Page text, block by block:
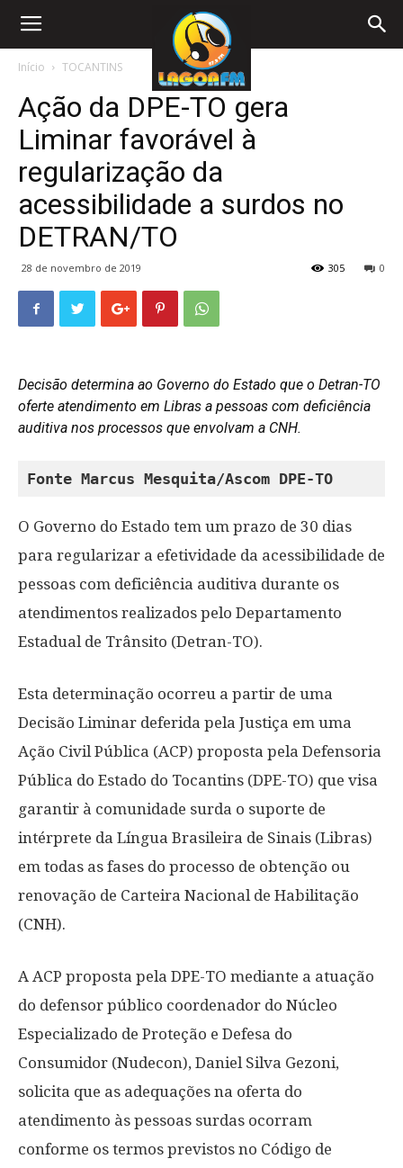
Início TOCANTINS
Ação da DPE-TO gera
Liminar favorável à
regularização da
acessibilidade a surdos no
DETRAN/TO
28 de novembro de 2019 0
305
Decisão determina ao Governo do Estado que o Detran-TO
oferte atendimento em Libras a pessoas com deficiência
auditiva nos processos que envolvam a CNH.
Fonte Marcus Mesquita/Ascom DPE-TO
O Governo do Estado tem um prazo de 30 dias
para regularizar a efetividade da acessibilidade de
pessoas com deficiência auditiva durante os
atendimentos realizados pelo Departamento
Estadual de Trânsito (Detran-TO).
Esta determinação ocorreu a partir de uma
Decisão Liminar deferida pela Justiça em uma
Ação Civil Pública (ACP) proposta pela Defensoria
Pública do Estado do Tocantins (DPE-TO) que visa
garantir à comunidade surda o suporte de
intérprete da Língua Brasileira de Sinais (Libras)
em todas as fases do processo de obtenção ou
renovação de Carteira Nacional de Habilitação
(CNH).
A ACP proposta pela DPE-TO mediante a atuação
do defensor público coordenador do Núcleo
Especializado de Proteção e Defesa do
Consumidor (Nudecon), Daniel Silva Gezoni,
solicita que as adequações na oferta do
atendimento às pessoas surdas ocorram
conforme os termos previstos no Código de